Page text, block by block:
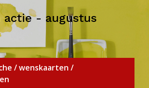
- augustus
/ wenskaarten /